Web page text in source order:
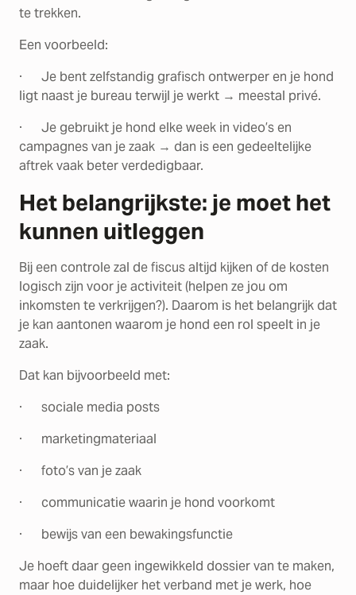
te trekken.
Een voorbeeld:
· Je bent zelfstandig grafisch ontwerper en je hond
ligt naast je bureau terwijl je werkt → meestal privé.
· Je gebruikt je hond elke week in video’s en
campagnes van je zaak → dan is een gedeeltelijke
aftrek vaak beter verdedigbaar.
Het belangrijkste: je moet het
kunnen uitleggen
Bij een controle zal de fiscus altijd kijken of de kosten
logisch zijn voor je activiteit (helpen ze jou om
inkomsten te verkrijgen?). Daarom is het belangrijk dat
je kan aantonen waarom je hond een rol speelt in je
zaak.
Dat kan bijvoorbeeld met:
· sociale media posts
· marketingmateriaal
· foto’s van je zaak
· communicatie waarin je hond voorkomt
· bewijs van een bewakingsfunctie
Je hoeft daar geen ingewikkeld dossier van te maken,
maar hoe duidelijker het verband met je werk, hoe